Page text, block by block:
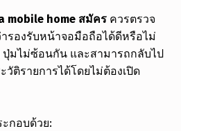
mobile home สมัครควรตรวจ
รองรับหน้าจอมือถือได้ดีหรือไม่
ปุ่มไม่ซ้อนกัน และสามารถกลับไป
วัติรายการได้โดยไม่ต้องเปิด
กอบด้วย: